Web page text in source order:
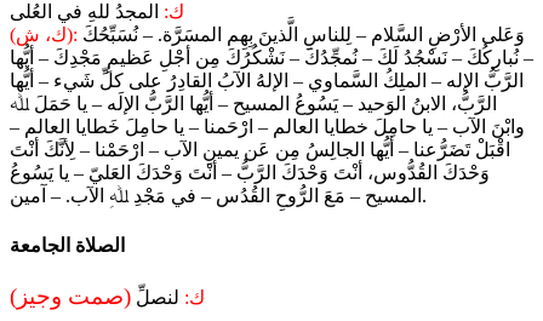
ك: المجدُ للهِ في العُلى
(ك، ش): وَعَلى الأرْضِ السَّلام – لِلناسِ الَّذينَ بِهِم المسَرَّة. – نُسَبِّحُكَ
– نُبارِكُكَ – نَسْجُدُ لَكَ – نُمجِّدُكَ – نَشْكُرُكَ مِن أجْلِ عَظيمِ مَجْدِكَ – أيُّها
الرَّبُّ الإله – الملِكُ السَّماوي – الإلهُ الآبُ القادِرُ على كلِّ شَيء – أيُّها
الرَّبُّ، الابنُ الوَحيد – يَسُوعُ المسيح – أيُّها الرَّبُّ الإلَه – يا حَمَلَ ﷲ
وابْنَ الآب – يا حامِلَ خطايا العالم – ارْحَمنا – يا حامِلَ خَطايا العالم –
اقْبَلْ تَضَرُّعنا – أيُّها الجالِسُ مِن عَن يمينِ الآب – ارْحَمْنا – لِأنَّكَ أنْتَ
وَحْدَكَ القُدُّوس، أنْتَ وَحْدَكَ الرَّبُّ – أنْتَ وَحْدَكَ العَليّ – يا يَسُوعُ
المسيح – مَعَ الرُّوحِ القُدُس – في مَجْدِ ﷲِ الآب. – آمين.
الصلاة الجامعة
ك: لنصلِّ (صمت وجيز)